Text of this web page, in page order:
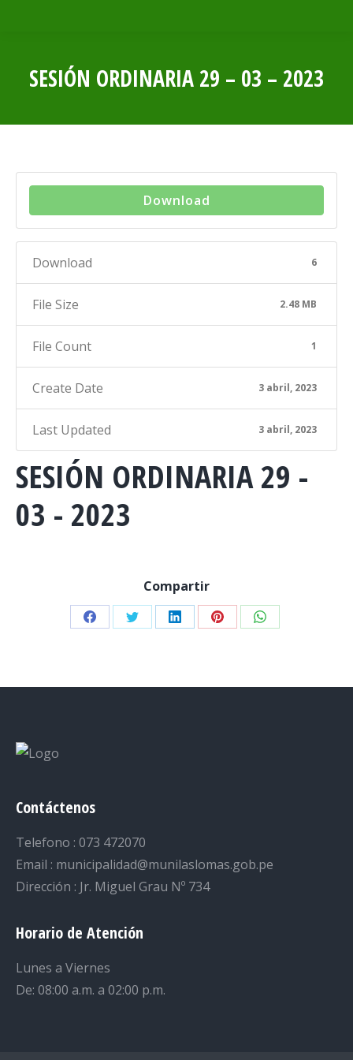
SESIÓN ORDINARIA 29 – 03 – 2023
Download
Download 6
File Size 2.48 MB
File Count 1
Create Date 3 abril, 2023
Last Updated 3 abril, 2023
SESIÓN ORDINARIA 29 -
03 - 2023
Compartir
Share Share Share Share Share
Contáctenos
Telefono : 073 472070
Email : municipalidad@munilaslomas.gob.pe
Dirección : Jr. Miguel Grau Nº 734
Horario de Atención
Lunes a Viernes
De: 08:00 a.m. a 02:00 p.m.